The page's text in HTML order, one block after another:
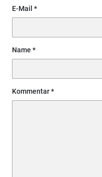
E-Mail
Name
Kommentar